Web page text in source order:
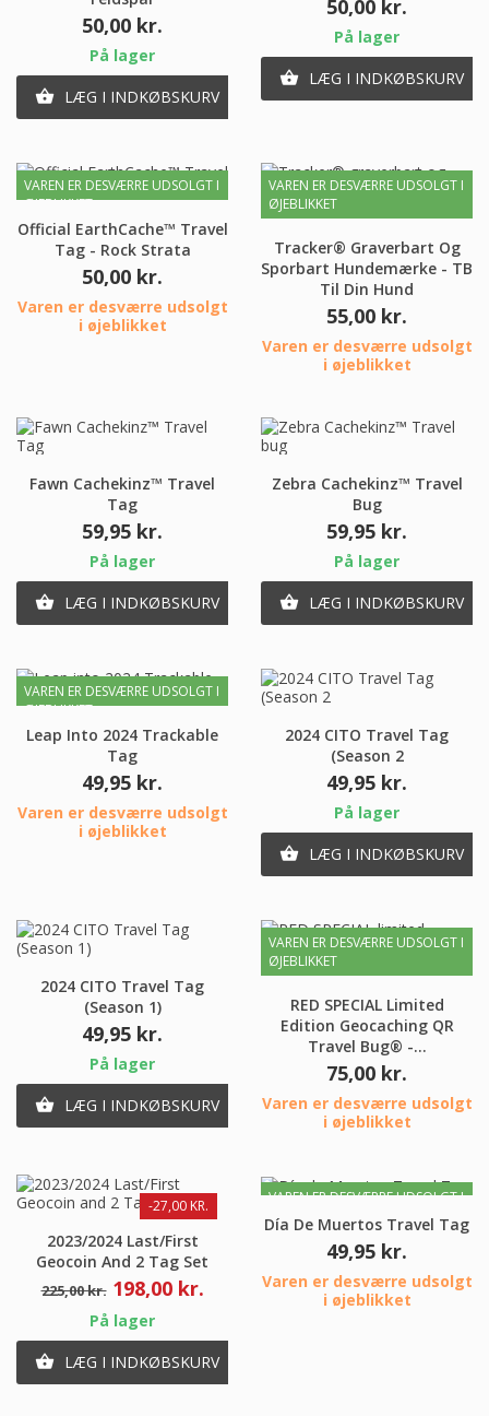
Pris
50,00 kr.
På lager
 LÆG I INDKØBSKURV
Pris
50,00 kr.
På lager
 LÆG I INDKØBSKURV
VAREN ER DESVÆRRE UDSOLGT I
ØJEBLIKKET
Official EarthCache™ Travel
Tag - Rock Strata
Pris
50,00 kr.
Varen er desværre udsolgt
i øjeblikket
VAREN ER DESVÆRRE UDSOLGT I
ØJEBLIKKET
Tracker® Graverbart Og
Sporbart Hundemærke - TB
Til Din Hund
Pris
55,00 kr.
Varen er desværre udsolgt
i øjeblikket
Fawn Cachekinz™ Travel
Tag
Pris
59,95 kr.
På lager
 LÆG I INDKØBSKURV
Zebra Cachekinz™ Travel
Bug
Pris
59,95 kr.
På lager
 LÆG I INDKØBSKURV
VAREN ER DESVÆRRE UDSOLGT I
ØJEBLIKKET
Leap Into 2024 Trackable
Tag
Pris
49,95 kr.
Varen er desværre udsolgt
i øjeblikket
2024 CITO Travel Tag
(Season 2
Pris
49,95 kr.
På lager
 LÆG I INDKØBSKURV
2024 CITO Travel Tag
(Season 1)
Pris
49,95 kr.
På lager
 LÆG I INDKØBSKURV
VAREN ER DESVÆRRE UDSOLGT I
ØJEBLIKKET
RED SPECIAL Limited
Edition Geocaching QR
Travel Bug® -...
Pris
75,00 kr.
Varen er desværre udsolgt
i øjeblikket
2023/2024 Last/First
Geocoin And 2 Tag Set
Normalpris
225,00 kr.
-27,00 KR.
Pris
198,00 kr.
På lager
 LÆG I INDKØBSKURV
VAREN ER DESVÆRRE UDSOLGT I
ØJEBLIKKET
Día De Muertos Travel Tag
Pris
49,95 kr.
Varen er desværre udsolgt
i øjeblikket